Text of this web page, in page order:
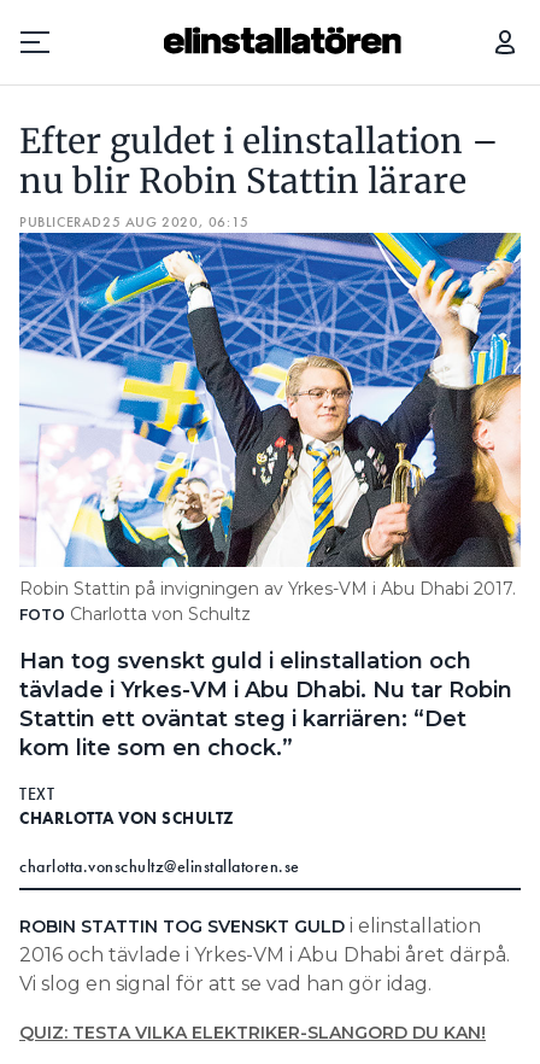
Prenumerera
Hantera prenumeration
Lediga jobb
Annonsera
Läs E-tidningen
Om tidningen
Kontakt
Personuppgifter
Search for:
SEARCH
Efter guldet i elinstallation –
nu blir Robin Stattin lärare
PUBLICERAD25 AUG 2020, 06:15
Robin Stattin på invigningen av Yrkes-VM i Abu Dhabi 2017.
FOTO Charlotta von Schultz
Han tog svenskt guld i elinstallation och
tävlade i Yrkes-VM i Abu Dhabi. Nu tar Robin
Stattin ett oväntat steg i karriären: “Det
kom lite som en chock.”
TEXT
CHARLOTTA VON SCHULTZ
charlotta.vonschultz@elinstallatoren.se
ROBIN STATTIN TOG SVENSKT GULD i elinstallation
2016 och tävlade i Yrkes-VM i Abu Dhabi året därpå.
Vi slog en signal för att se vad han gör idag.
QUIZ: TESTA VILKA ELEKTRIKER-SLANGORD DU KAN!